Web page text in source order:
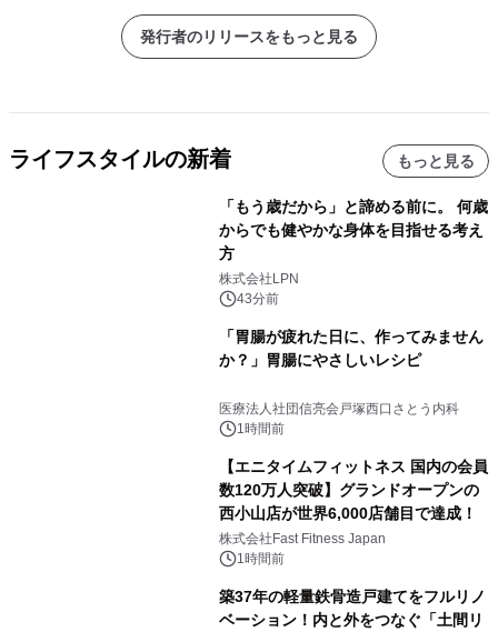
発行者のリリースをもっと見る
ライフスタイルの新着 もっと見る
「もう歳だから」と諦める前に。 何歳
からでも健やかな身体を目指せる考え
方
株式会社LPN
43分前
「胃腸が疲れた日に、作ってみません
か？」胃腸にやさしいレシピ
医療法人社団信亮会戸塚西口さとう内科
1時間前
【エニタイムフィットネス 国内の会員
数120万人突破】グランドオープンの
西小山店が世界6,000店舗目で達成！
株式会社Fast Fitness Japan
1時間前
築37年の軽量鉄骨造戸建てをフルリノ
ベーション！内と外をつなぐ「土間リ